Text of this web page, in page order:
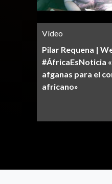
Vídeo
Pilar Requena |
#ÁfricaEsNoticia​
afganas para el
africano»